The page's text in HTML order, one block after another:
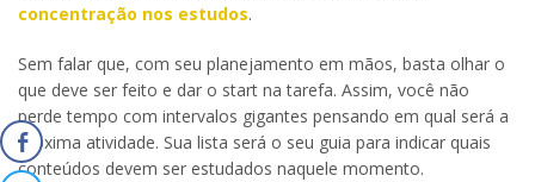
concentração nos estudos.
Sem falar que, com seu planejamento em mãos, basta olhar o
que deve ser feito e dar o start na tarefa. Assim, você não
perde tempo com intervalos gigantes pensando em qual será a
próxima atividade. Sua lista será o seu guia para indicar quais
conteúdos devem ser estudados naquele momento.